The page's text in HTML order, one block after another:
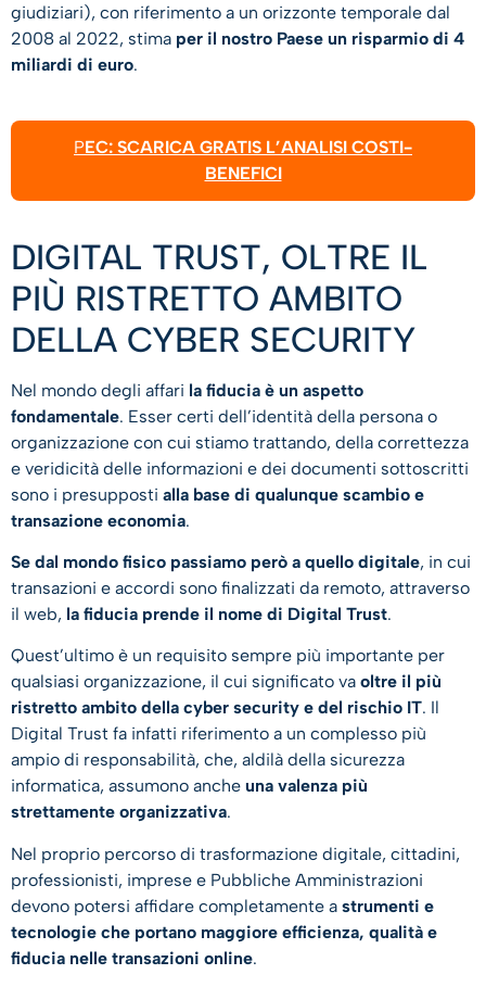
giudiziari), con riferimento a un orizzonte temporale dal
2008 al 2022, stima per il nostro Paese un risparmio di 4
miliardi di euro.
PEC: SCARICA GRATIS L’ANALISI COSTI-
BENEFICI
DIGITAL TRUST, OLTRE IL
PIÙ RISTRETTO AMBITO
DELLA CYBER SECURITY
Nel mondo degli affari la fiducia è un aspetto
fondamentale. Esser certi dell’identità della persona o
organizzazione con cui stiamo trattando, della correttezza
e veridicità delle informazioni e dei documenti sottoscritti
sono i presupposti alla base di qualunque scambio e
transazione economia.
Se dal mondo fisico passiamo però a quello digitale, in cui
transazioni e accordi sono finalizzati da remoto, attraverso
il web, la fiducia prende il nome di Digital Trust.
Quest’ultimo è un requisito sempre più importante per
qualsiasi organizzazione, il cui significato va oltre il più
ristretto ambito della cyber security e del rischio IT. Il
Digital Trust fa infatti riferimento a un complesso più
ampio di responsabilità, che, aldilà della sicurezza
informatica, assumono anche una valenza più
strettamente organizzativa.
Nel proprio percorso di trasformazione digitale, cittadini,
professionisti, imprese e Pubbliche Amministrazioni
devono potersi affidare completamente a strumenti e
tecnologie che portano maggiore efficienza, qualità e
fiducia nelle transazioni online.